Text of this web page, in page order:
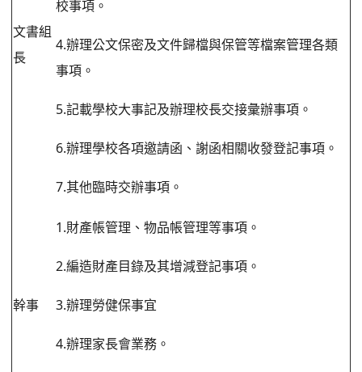
文書組
長
校事項。
4.辦理公文保密及文件歸檔與保管等檔案管理各類
事項。
5.記載學校大事記及辦理校長交接彙辦事項。
6.辦理學校各項邀請函、謝函相關收發登記事項。
7.其他臨時交辦事項。
幹事
1.財產帳管理、物品帳管理等事項。
2.編造財產目錄及其增減登記事項。
3.辦理勞健保事宜
4.辦理家長會業務。